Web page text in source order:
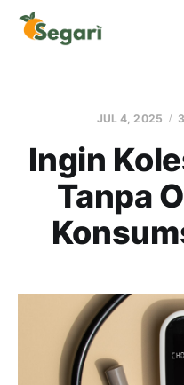
JUL 4, 2025
Ingin
Tanpa